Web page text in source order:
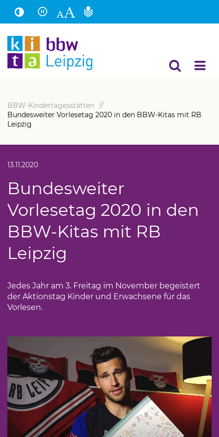
BBW-Kindertagesstätten
Bundesweiter Vorlesetag 2020 in den BBW-Kitas mit RB
Leipzig
13.11.2020
Bundesweiter
Vorlesetag 2020 in den
BBW-Kitas mit RB
Leipzig
Jedes Jahr am 3. Freitag im November begeistert
der Aktionstag Kinder und Erwachsene für das
Vorlesen.